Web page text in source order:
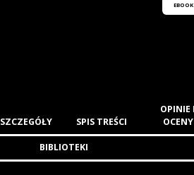
EBOOK
SZCZEGÓŁY SPIS TREŚCI
OPINIE
OCENY
BIBLIOTEKI